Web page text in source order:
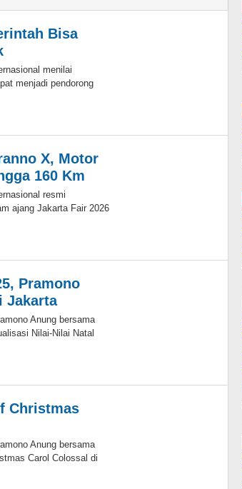
Bisa
menilai
menjadi pendorong
X, Motor
160 Km
resmi
ajang Jakarta Fair 2026
Pramono
Jakarta
Anung bersama
Nilai-Nilai Natal
Christmas
Anung bersama
Carol Colossal di